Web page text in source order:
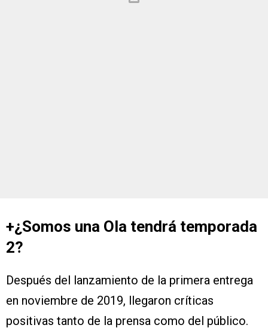
+¿Somos una Ola tendrá temporada
2?
Después del lanzamiento de la primera entrega
en noviembre de 2019, llegaron críticas
positivas tanto de la prensa como del público.